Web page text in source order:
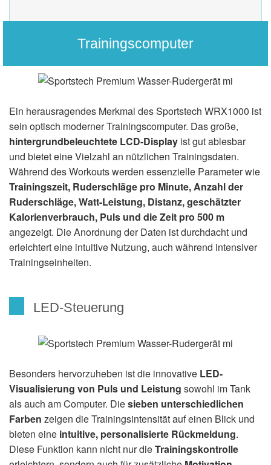
Trainingscomputer
Ein herausragendes Merkmal des Sportstech WRX1000 ist
sein optisch moderner Trainingscomputer. Das große,
hintergrundbeleuchtete LCD-Display ist gut ablesbar
und bietet eine Vielzahl an nützlichen Trainingsdaten.
Während des Workouts werden essenzielle Parameter wie
Trainingszeit, Ruderschläge pro Minute, Anzahl der
Ruderschläge, Watt-Leistung, Distanz, geschätzter
Kalorienverbrauch, Puls und die Zeit pro 500 m
angezeigt. Die Anordnung der Daten ist durchdacht und
erleichtert eine intuitive Nutzung, auch während intensiver
Trainingseinheiten.
LED-Steuerung
Besonders hervorzuheben ist die innovative LED-
Visualisierung von Puls und Leistung sowohl im Tank
als auch am Computer. Diesieben unterschiedlichen
Farben zeigen die Trainingsintensität auf einen Blick und
bieten eine intuitive, personalisierte Rückmeldung.
Diese Funktion kann nicht nur dieTrainingskontrolle